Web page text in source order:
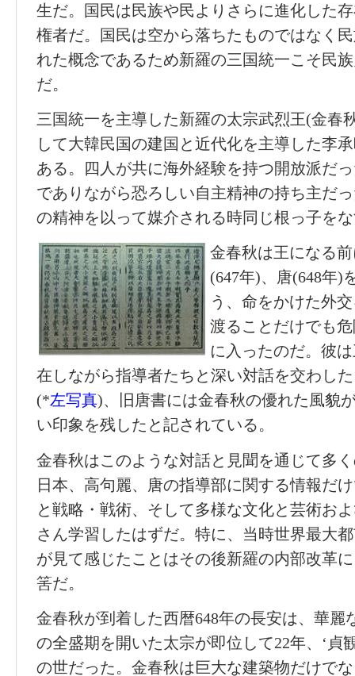
生だ。国民は民族や民よりさらに進化した
権者だ。国民は空から落ちたものではなく
れた概念であるため新羅の三国統一こそ民
だ。
三国統一を主導した新羅の太宗武烈王(金春
して大韓民国の建国と近代化を主導した李
ある。四人が共に海外経験を持つ開放派だ
でありながら恐ろしい自主精神の持ち主だ
の精神を以って媒介される時同じ根っ子を
金春秋は王になる
(647年)、唐(648年)
う、命をかけた外
渡ることだけでも
に入ったのだ。彼
在しながら指導者たちと深い対話を交わし
(*左写真)、旧唐書には金春秋の優れた風貌
い印象を残したと記されている。
金春秋はこのような対話と見聞を通じて多
日本、高句麗、唐の指導部に関する情報だ
と戦略・戦術、そして多様な文化と芸術お
さん学習したはずだ。特に、当時世界最大
が見て感じたことはその後新羅の内部改革
筈だ。
金春秋が到着した西暦648年の長安は、華麗
の全盛期を開いた太宗が即位して22年、‘貞
の世だった。金春秋は巨大な建築物だけで